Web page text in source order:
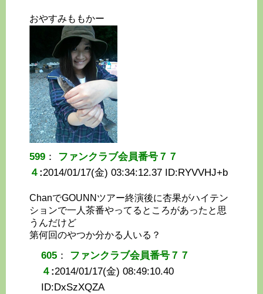
おやすみももかー
599 ： ファンクラブ会員番号７７
４ :2014/01/17(金) 03:34:12.37 ID:RYVVHJ+b
ChanでGOUNNツアー終演後に杏果がハイテン
ションで一人茶番やってるところがあったと思
うんだけど
第何回のやつか分かる人いる？
605 ： ファンクラブ会員番号７７
４ :2014/01/17(金) 08:49:10.40
ID:DxSzXQZA